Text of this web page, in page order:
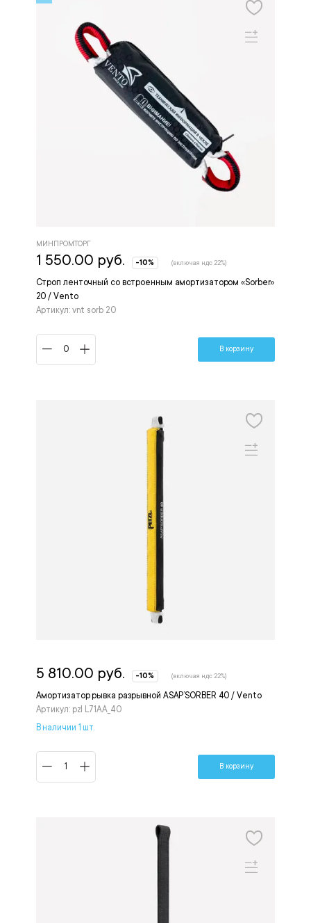
Строп ленточный со встроенным амортизатором «Sorber»
20 / Vento
Артикул: vnt sorb 20
МИНПРОМТОРГ
1 550.00 руб. -10% (включая ндс 22%)
В корзину
Амортизатор рывка разрывной ASAP’SORBER 40 / Vento
Артикул: pzl L71AA_40
5 810.00 руб. -10% (включая ндс 22%)
В наличии 1 шт.
В корзину